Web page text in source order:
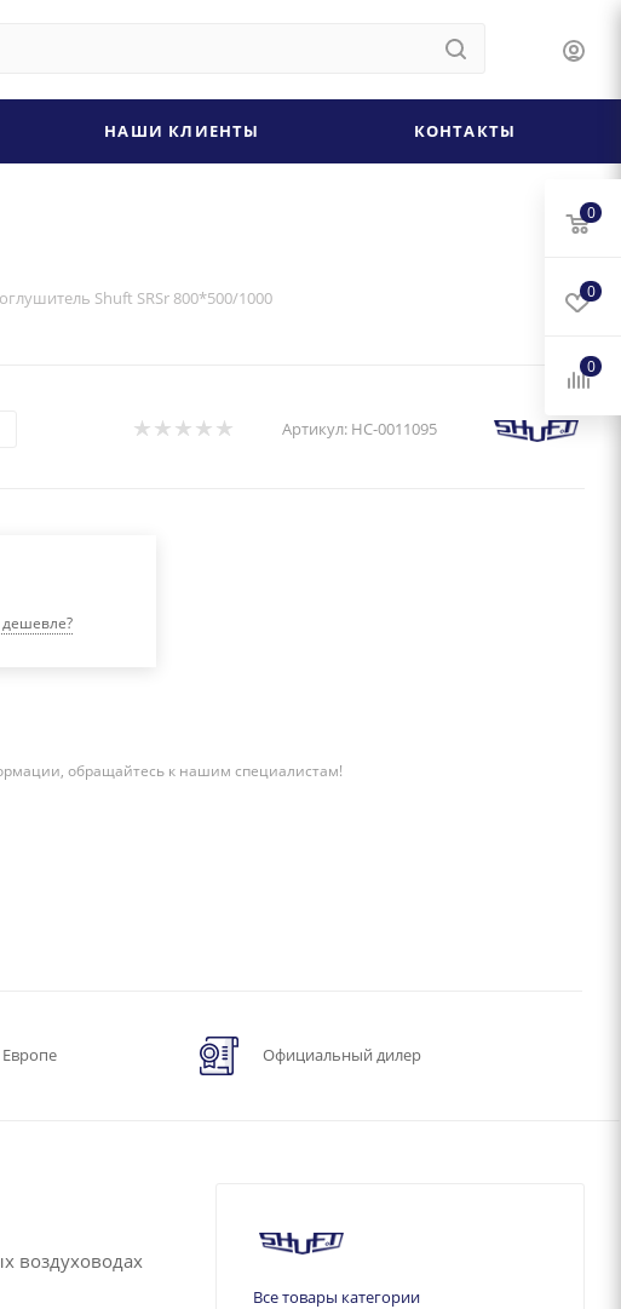
НАШИ КЛИЕНТЫ КОНТАКТЫ
Shuft SRSr 800*500/1000
Артикул: НС-0011095
обращайтесь к нашим специалистам!
Официальный дилер
воздуховодах
Все товары категории
0
0
0